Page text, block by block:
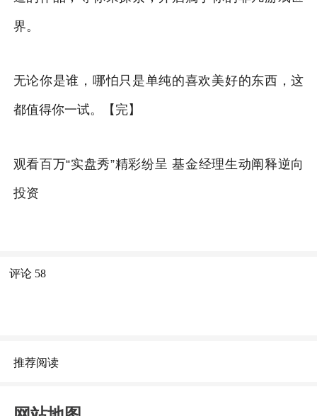
界。
无论你是谁，哪怕只是单纯的喜欢美好的东西，这
都值得你一试。【完】
观看百万“实盘秀”精彩纷呈 基金经理生动阐释逆向
投资
评论 58
推荐阅读